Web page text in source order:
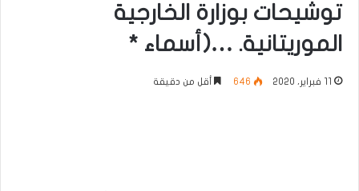
توشيحات بوزارة الخارجية
الموريتانية. …(أسماء *
11 فبراير، 2020 646 أقل من دقيقة